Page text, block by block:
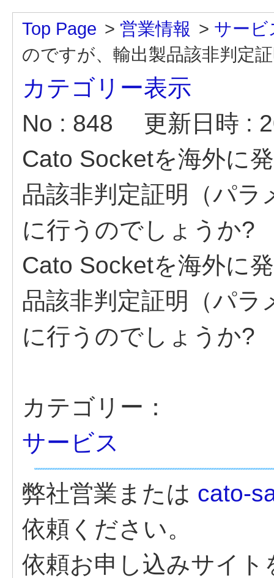
Top Page > 営業情報 > サービ
のですが、輸出製品該非判定
カテゴリー表示
No : 848
更新日時 :
Cato Socketを海外に
品該非判定証明（パ
に行うのでしょうか?
Cato Socketを海外に
品該非判定証明（パ
に行うのでしょうか?
カテゴリー：
サービス
弊社営業または cato-
依頼ください。
依頼お申し込みサイ